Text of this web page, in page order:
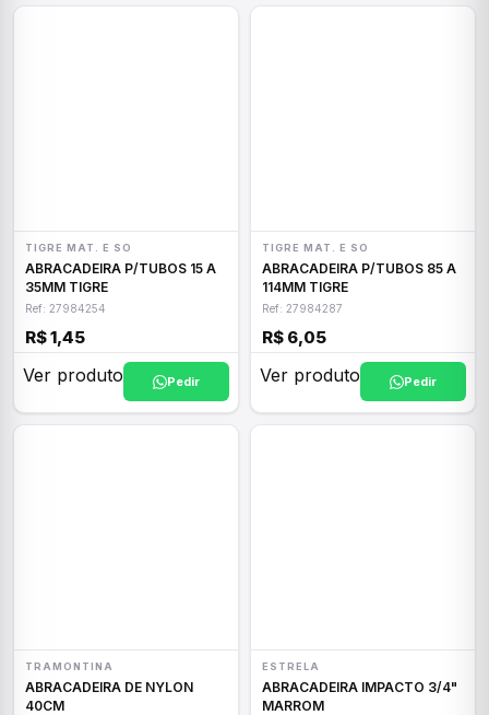
TIGRE MAT. E SO
ABRACADEIRA P/TUBOS 15 A
35MM TIGRE
Ref: 27984254
R$ 1,45
Ver produto Pedir
TIGRE MAT. E SO
ABRACADEIRA P/TUBOS 85 A
114MM TIGRE
Ref: 27984287
R$ 6,05
Ver produto Pedir
TRAMONTINA
ABRACADEIRA DE NYLON
40CM
ESTRELA
ABRACADEIRA IMPACTO 3/4"
MARROM